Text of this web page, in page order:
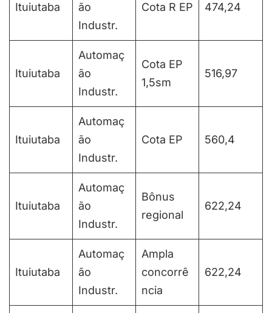
Ituiutaba
ão
Industr.
Cota R EP 474,24
Ituiutaba
Automaç
ão
Industr.
Cota EP
1,5sm
516,97
Ituiutaba
Automaç
ão
Industr.
Cota EP 560,4
Ituiutaba
Automaç
ão
Industr.
Bônus
regional
622,24
Ituiutaba
Automaç
ão
Industr.
Ampla
concorrê
ncia
622,24